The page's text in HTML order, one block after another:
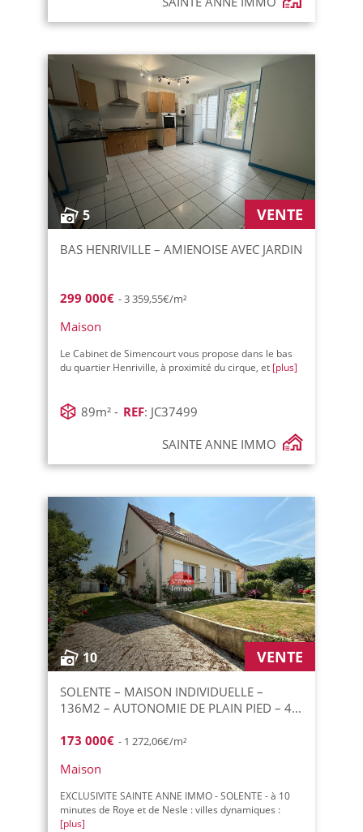
5 VENTE
BAS HENRIVILLE – AMIENOISE AVEC JARDIN
299 000€ - 3 359,55€/m²
Maison
Le Cabinet de Simencourt vous propose dans le bas
du quartier Henriville, à proximité du cirque, et [plus]
89m² - REF: JC37499
SAINTE ANNE IMMO
10 VENTE
SOLENTE – MAISON INDIVIDUELLE –
136M2 – AUTONOMIE DE PLAIN PIED – 4...
173 000€ - 1 272,06€/m²
Maison
EXCLUSIVITE SAINTE ANNE IMMO - SOLENTE - à 10
minutes de Roye et de Nesle : villes dynamiques :
[plus]